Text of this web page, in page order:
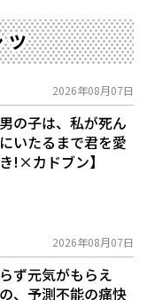
ツ
2026年08月07日
の子は、私が死ん
いたるまで君を愛
!×カドブン】
2026年08月07日
ず元気がもらえ
、予測不能の痛快